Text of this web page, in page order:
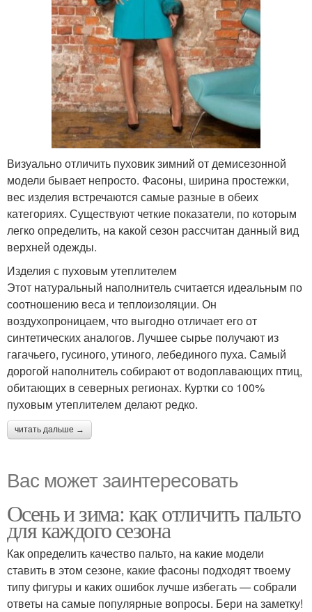
Визуально отличить пуховик зимний от демисезонной
модели бывает непросто. Фасоны, ширина простежки,
вес изделия встречаются самые разные в обеих
категориях. Существуют четкие показатели, по которым
легко определить, на какой сезон рассчитан данный вид
верхней одежды.
Изделия с пуховым утеплителем
Этот натуральный наполнитель считается идеальным по
соотношению веса и теплоизоляции. Он
воздухопроницаем, что выгодно отличает его от
синтетических аналогов. Лучшее сырье получают из
гагачьего, гусиного, утиного, лебединого пуха. Самый
дорогой наполнитель собирают от водоплавающих птиц,
обитающих в северных регионах. Куртки со 100%
пуховым утеплителем делают редко.
читать дальше →
Вас может заинтересовать
Осень и зима: как отличить пальто
для каждого сезона
Как определить качество пальто, на какие модели
ставить в этом сезоне, какие фасоны подходят твоему
типу фигуры и каких ошибок лучше избегать — собрали
ответы на самые популярные вопросы. Бери на заметку!